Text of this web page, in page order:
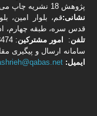
پژوهش 18 نشریه چاپ می کند که مورد استقبال مجامع علمی و دانشگاهی می‌باشد.
نشانی:قم، بلوار امین،
قدس سره، طبقه چهارم،
تلفن: امور مشتركین: 32113474
سامانه ارسال و پیگیری
ایمیل: